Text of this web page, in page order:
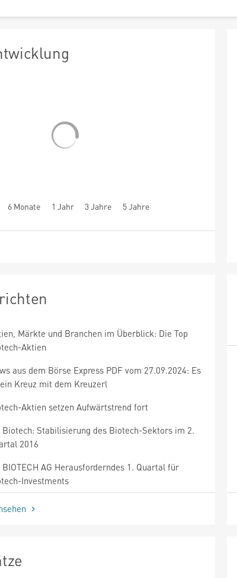
6 Monate 1 Jahr 3 Jahre 5 Jahre
Märkte und Branchen im Überblick: Die Top
Aktien
aus dem Börse Express PDF vom 27.09.2024: Es
Kreuz mit dem Kreuzerl
Aktien setzen Aufwärtstrend fort
Biotech: Stabilisierung des Biotech-Sektors im 2.
2016
BIOTECH AG Herausforderndes 1. Quartal für
Investments